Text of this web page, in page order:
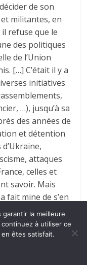
de son
militantes, en
refuse que le
des politiques
de l’Union
[…] C’était il y a
initiatives
…), jusqu’à sa
des années de
et détention
attaques
celles et
savoir. Mais
fait mine de s’en
elles n’ignoraient
le cas de
et le
loin de là.
que
la meilleure
à utiliser ce
êtes satisfait.